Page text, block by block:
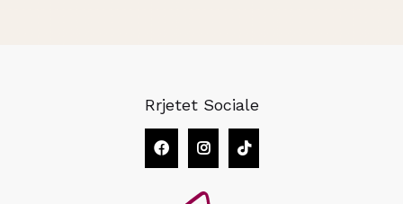
Rrjetet Sociale